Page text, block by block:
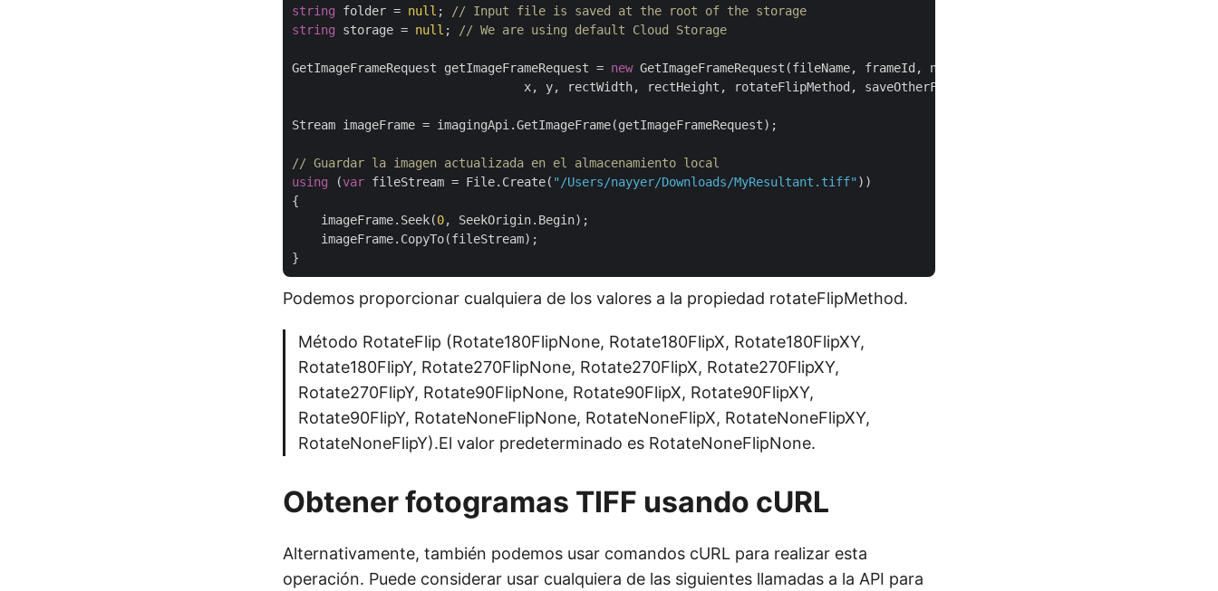
string folder = null ;
// Input file is saved at the root of the storage
string storage = null ; // We are using default Cloud Storage
GetImageFrameRequest getImageFrameRequest = new GetImageFrameRequest(fileName, frameId, newWidth, newHeight,
                                x, y, rectWidth, rectHeight, rotateFlipMethod, saveOtherFrames, folder, storage);
Stream imageFrame = imagingApi.GetImageFrame(getImageFrameRequest);
// Guardar la imagen actualizada en el almacenamiento local
using (var fileStream = File.Create( "/Users/nayyer/Downloads/MyResultant.tiff" ))
{
    imageFrame.Seek(
0, SeekOrigin.Begin);
    imageFrame.CopyTo(fileStream);
Podemos proporcionar cualquiera de los valores a la propiedad rotateFlipMethod.
Método RotateFlip (Rotate180FlipNone, Rotate180FlipX, Rotate180FlipXY,
Rotate180FlipY, Rotate270FlipNone, Rotate270FlipX, Rotate270FlipXY,
Rotate270FlipY, Rotate90FlipNone, Rotate90FlipX, Rotate90FlipXY,
Rotate90FlipY, RotateNoneFlipNone, RotateNoneFlipX, RotateNoneFlipXY,
RotateNoneFlipY).El valor predeterminado es RotateNoneFlipNone.
Obtener fotogramas TIFF usando cURL
Alternativamente, también podemos usar comandos cURL para realizar esta
operación. Puede considerar usar cualquiera de las siguientes llamadas a la API para